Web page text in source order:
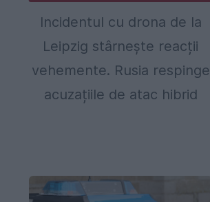
Incidentul cu drona de la
Leipzig stârnește reacții
vehemente. Rusia respinge
acuzațiile de atac hibrid